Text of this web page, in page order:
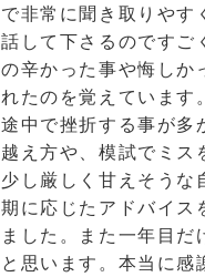
で非常に聞き取りやす
話して下さるのですご
の辛かった事や悔しか
れたのを覚えています
途中で挫折する事が多
越え方や、模試でミス
少し厳しく甘えそう
期に応じたアドバイス
ました。また一年目
と思います。本当に感